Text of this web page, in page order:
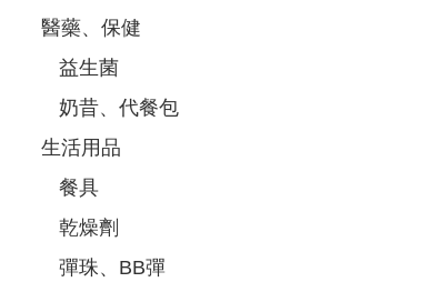
醫藥、保健
益生菌
奶昔、代餐包
生活用品
餐具
乾燥劑
彈珠、BB彈